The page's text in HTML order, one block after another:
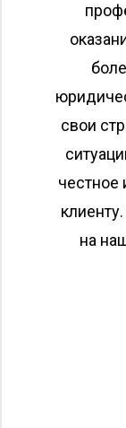
свои
честное
на